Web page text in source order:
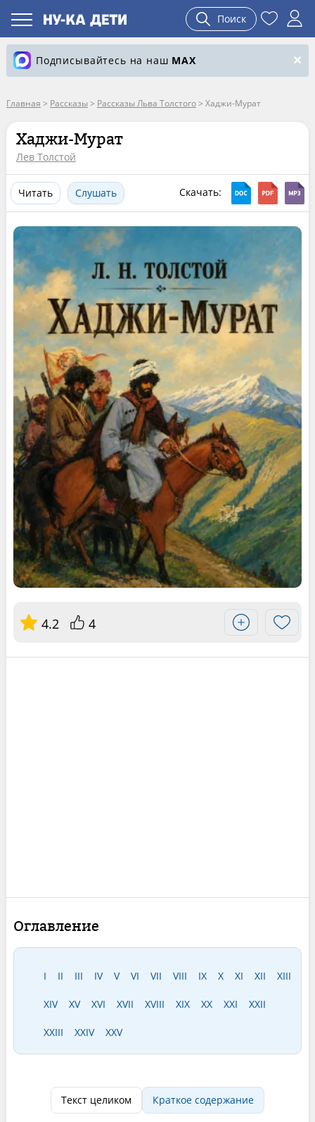
Поиск
Подписывайтесь на наш MAX
Главная > Рассказы > Рассказы Льва Толстого> Хаджи-Мурат
Хаджи-Мурат
Лев Толстой
Читать Слушать Скачать:
4.2 4
Оглавление
I II III IV V VI VII VIII IX X XI XII XIII
XIV XV XVI XVII XVIII XIX XX XXI XXII
XXIII XXIV XXV
Текст целиком Краткое содержание